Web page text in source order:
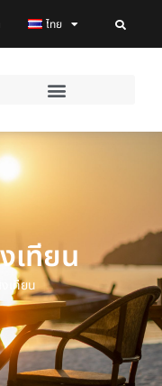
ไทย
เทียน
เทียน